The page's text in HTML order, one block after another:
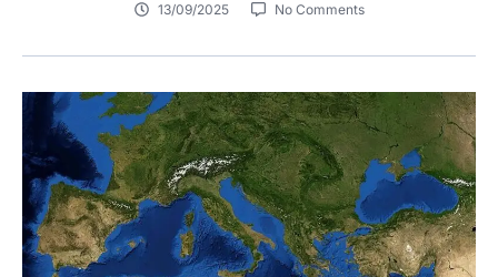
13/09/2025 No Comments